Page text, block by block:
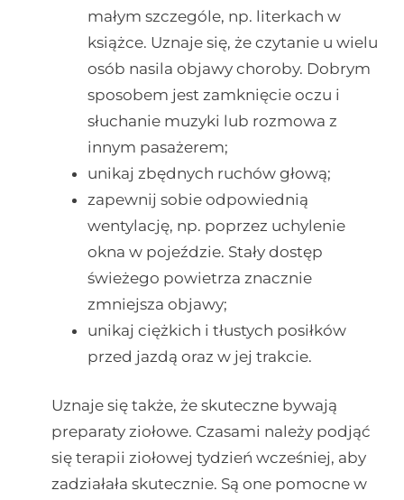
małym szczególe, np. literkach w
książce. Uznaje się, że czytanie u wielu
osób nasila objawy choroby. Dobrym
sposobem jest zamknięcie oczu i
słuchanie muzyki lub rozmowa z
innym pasażerem;
unikaj zbędnych ruchów głową;
zapewnij sobie odpowiednią
wentylację, np. poprzez uchylenie
okna w pojeździe. Stały dostęp
świeżego powietrza znacznie
zmniejsza objawy;
unikaj ciężkich i tłustych posiłków
przed jazdą oraz w jej trakcie.
Uznaje się także, że skuteczne bywają
preparaty ziołowe. Czasami należy podjąć
się terapii ziołowej tydzień wcześniej, aby
zadziałała skutecznie. Są one pomocne w